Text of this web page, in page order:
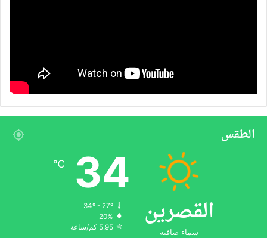
الطقس
القصرين
سماء صافية
34
℃
34º - 27º
20%
5.95 كم/ساعة